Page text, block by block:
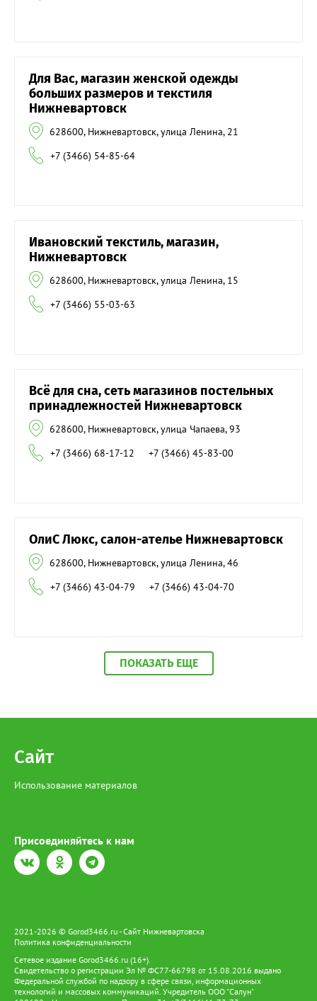
Для Вас, магазин женской одежды
больших размеров и текстиля
Нижневартовск
628600, Нижневартовск, улица Ленина, 21
+7 (3466) 54-85-64
Ивановский текстиль, магазин,
Нижневартовск
628600, Нижневартовск, улица Ленина, 15
+7 (3466) 55-03-63
Всё для сна, сеть магазинов постельных
принадлежностей Нижневартовск
628600, Нижневартовск, улица Чапаева, 93
+7 (3466) 68-17-12
+7 (3466) 45-83-00
ОлиС Люкс, салон-ателье Нижневартовск
628600, Нижневартовск, улица Ленина, 46
+7 (3466) 43-04-79
+7 (3466) 43-04-70
ПОКАЗАТЬ ЕЩЕ
Сайт
Использование материалов
Присоединяйтесь к нам
2021-2026 © Gorod3466.ru - Сайт Нижневартовска
Политика конфиденциальности
Сетевое издание Gorod3466.ru (16+).
Свидетельство о регистрации Эл № ФС77-66798 от 15.08.2016 выдано
Федеральной службой по надзору в сфере связи, информационных
технологий и массовых коммуникаций. Учредитель ООО "Салун"